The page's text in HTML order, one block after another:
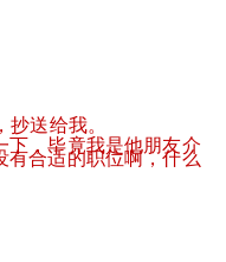
送给我。
下，毕竟我是他朋友介
有合适的职位啊，什么